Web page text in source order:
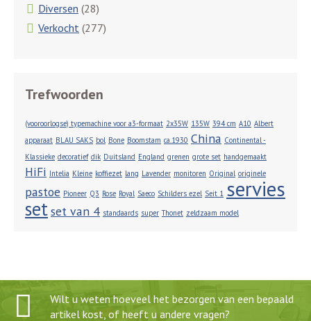
Diversen (28)
Verkocht (277)
Trefwoorden
(vooroorlogse) typemachine voor a3-formaat 2x35W 135W 394 cm A10 Albert
apparaat BLAU SAKS bol Bone Boomstam ca.1930 China Continental -
Klassieke decoratief dik Duitsland England grenen grote set handgemaakt
HiFi Intelia Kleine koffiezet lang Lavender monitoren Original originele
pastoe Pioneer Q3 Rose Royal Saeco Schilders ezel Seit 1 servies
setset van 4 standaards super Thonet zeldzaam model
Wilt u weten hoeveel het bezorgen van een bepaald
artikel kost, of heeft u andere vragen?